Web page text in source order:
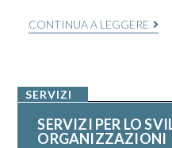
CONTINUA A LEGGERE
SERVIZI
SERVIZI PER LO
ORGANIZZAZIONI